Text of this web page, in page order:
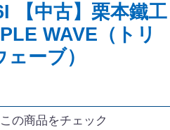
【中古】栗本鐵工
WAVE（トリ
ーブ）
この商品をチェック